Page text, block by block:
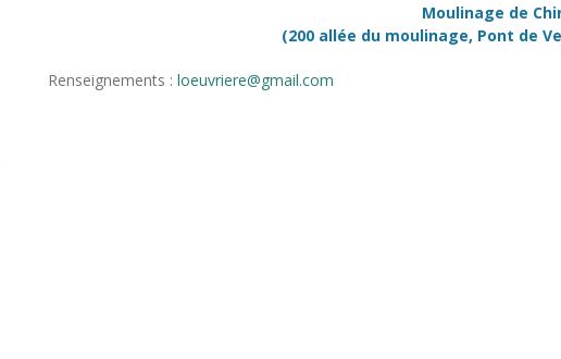
Moulinage de
(200 allée du moulinage, Pont de
Renseignements :loeuvriere@gmail.com